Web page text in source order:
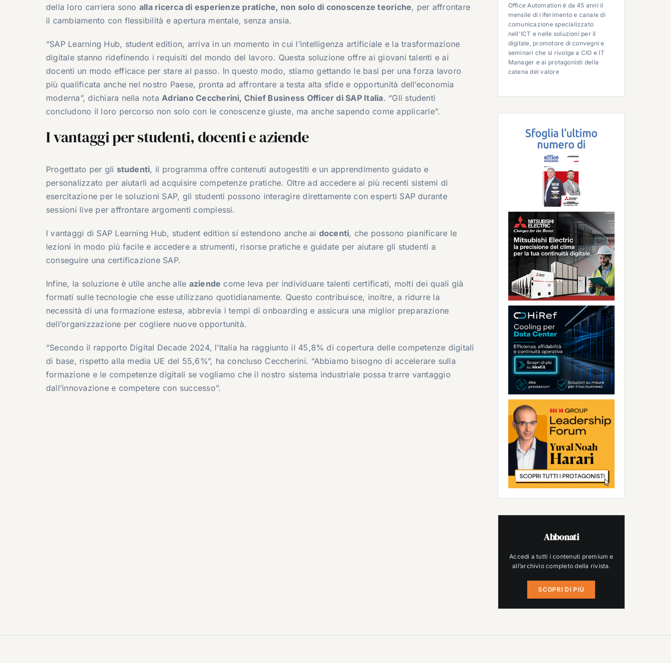
della loro carriera sono alla ricerca di esperienze pratiche, non solo di conoscenze teoriche, per affrontare
il cambiamento con flessibilità e apertura mentale, senza ansia.
“SAP Learning Hub, student edition, arriva in un momento in cui l’intelligenza artificiale e la trasformazione
digitale stanno ridefinendo i requisiti del mondo del lavoro. Questa soluzione offre ai giovani talenti e ai
docenti un modo efficace per stare al passo. In questo modo, stiamo gettando le basi per una forza lavoro
più qualificata anche nel nostro Paese, pronta ad affrontare a testa alta sfide e opportunità dell’economia
moderna”, dichiara nella nota Adriano Ceccherini, Chief Business Officer di SAP Italia. “Gli studenti
concludono il loro percorso non solo con le conoscenze giuste, ma anche sapendo come applicarle”.
I vantaggi per studenti, docenti e aziende
Progettato per gli studenti, il programma offre contenuti autogestiti e un apprendimento guidato e
personalizzato per aiutarli ad acquisire competenze pratiche. Oltre ad accedere ai più recenti sistemi di
esercitazione per le soluzioni SAP, gli studenti possono interagire direttamente con esperti SAP durante
sessioni live per affrontare argomenti complessi.
I vantaggi di SAP Learning Hub, student edition si estendono anche ai docenti, che possono pianificare le
lezioni in modo più facile e accedere a strumenti, risorse pratiche e guidate per aiutare gli studenti a
conseguire una certificazione SAP.
Infine, la soluzione è utile anche alle aziende come leva per individuare talenti certificati, molti dei quali già
formati sulle tecnologie che esse utilizzano quotidianamente. Questo contribuisce, inoltre, a ridurre la
necessità di una formazione estesa, abbrevia i tempi di onboarding e assicura una miglior preparazione
dell’organizzazione per cogliere nuove opportunità.
“Secondo il rapporto Digital Decade 2024, l’Italia ha raggiunto il 45,8% di copertura delle competenze digitali
di base, rispetto alla media UE del 55,6%”, ha concluso Ceccherini. “Abbiamo bisogno di accelerare sulla
formazione e le competenze digitali se vogliamo che il nostro sistema industriale possa trarre vantaggio
dall’innovazione e competere con successo”.
Office Automation è da 45 anni il
mensile di riferimento e canale di
comunicazione specializzato
nell'ICT e nelle soluzioni per il
digitale, promotore di convegni e
seminari che si rivolge a CIO e IT
Manager e ai protagonisti della
catena del valore
Abbonati
Accedi a tutti i contenuti premium e
all’archivio completo della rivista.
SCOPRI DI PIÙ